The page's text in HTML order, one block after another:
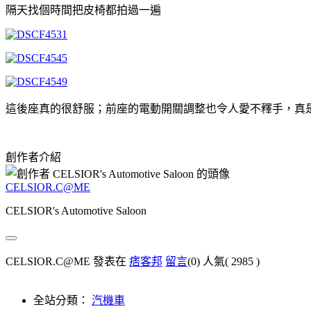
隔天找個時間把皮椅都拍過一遍
這後座真的很舒服；前座的電動開關調整也令人愛不釋手，真
創作者介紹
CELSIOR.C@ME
CELSIOR's Automotive Saloon
CELSIOR.C@ME 發表在 痞客邦 留言(0) 人氣( 2985 )
全站分類： 汽機車